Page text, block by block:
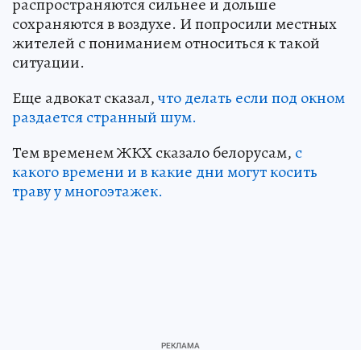
распространяются сильнее и дольше
сохраняются в воздухе. И попросили местных
жителей с пониманием относиться к такой
ситуации.
Еще адвокат сказал,что делать если под окном
раздается странный шум.
Тем временем ЖКХ сказало белорусам, с
какого времени и в какие дни могут косить
траву у многоэтажек.